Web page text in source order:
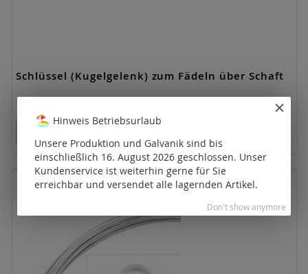
Schlüssel (Kugelgelenk) zum Fädeln über Schaft
Preise nur für registrierte Kunden sichtbar.
Hinweis Betriebsurlaub
Unsere Produktion und Galvanik sind bis
einschließlich 16. August 2026 geschlossen. Unser
Kundenservice ist weiterhin gerne für Sie
erreichbar und versendet alle lagernden Artikel.
Don't show anymore